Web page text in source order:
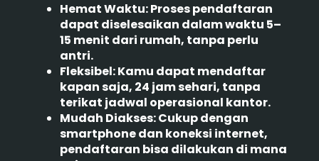
Hemat Waktu:Proses pendaftaran
dapat diselesaikan dalam waktu 5–
15 menit dari rumah, tanpa perlu
antri.
Fleksibel:Kamu dapat mendaftar
kapan saja, 24 jam sehari, tanpa
terikat jadwal operasional kantor.
Mudah Diakses:Cukup dengan
smartphone dan koneksi internet,
pendaftaran bisa dilakukan di mana